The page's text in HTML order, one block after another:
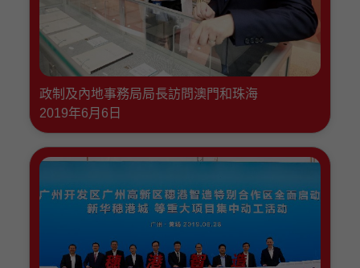
政制及內地事務局局長訪問澳門和珠海
2019年6月6日